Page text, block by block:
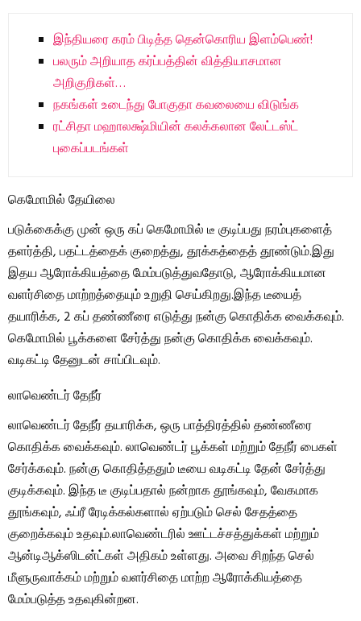
இந்தியரை கரம் பிடித்த தென்கொரிய இளம்பெண்!
பலரும் அறியாத கர்ப்பத்தின் வித்தியாசமான
அறிகுறிகள்…
நகங்கள் உடைந்து போகுதா கவலையை விடுங்க
ரட்சிதா மஹாலக்ஷ்மியின் கலக்கலான லேட்டஸ்ட்
புகைப்படங்கள்
கெமோமில் தேயிலை
படுக்கைக்கு முன் ஒரு கப் கெமோமில் டீ குடிப்பது நரம்புகளைத்
தளர்த்தி, பதட்டத்தைக் குறைத்து, தூக்கத்தைத் தூண்டும்.இது
இதய ஆரோக்கியத்தை மேம்படுத்துவதோடு, ஆரோக்கியமான
வளர்சிதை மாற்றத்தையும் உறுதி செய்கிறது.இந்த டீயைத்
தயாரிக்க, 2 கப் தண்ணீரை எடுத்து நன்கு கொதிக்க வைக்கவும்.
கெமோமில் பூக்களை சேர்த்து நன்கு கொதிக்க வைக்கவும்.
வடிகட்டி தேனுடன் சாப்பிடவும்.
லாவெண்டர் தேநீர்
லாவெண்டர் தேநீர் தயாரிக்க, ஒரு பாத்திரத்தில் தண்ணீரை
கொதிக்க வைக்கவும். லாவெண்டர் பூக்கள் மற்றும் தேநீர் பைகள்
சேர்க்கவும். நன்கு கொதித்ததும் டீயை வடிகட்டி தேன் சேர்த்து
குடிக்கவும். இந்த டீ குடிப்பதால் நன்றாக தூங்கவும், வேகமாக
தூங்கவும், ஃப்ரீ ரேடிக்கல்களால் ஏற்படும் செல் சேதத்தை
குறைக்கவும் உதவும்.லாவெண்டரில் ஊட்டச்சத்துக்கள் மற்றும்
ஆன்டிஆக்ஸிடன்ட்கள் அதிகம் உள்ளது. அவை சிறந்த செல்
மீளுருவாக்கம் மற்றும் வளர்சிதை மாற்ற ஆரோக்கியத்தை
மேம்படுத்த உதவுகின்றன.